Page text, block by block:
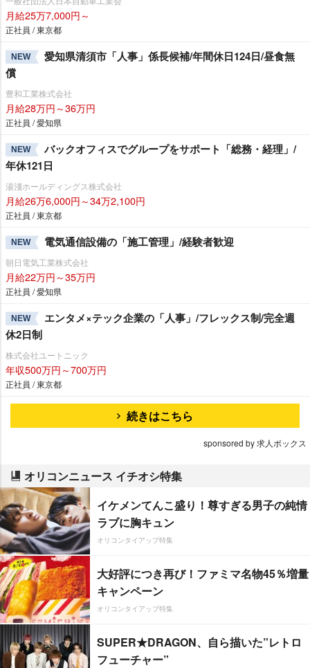
月給25万7,000円～
正社員 / 東京都
NEW
愛知県清須市「人事」係長候補/年間休日124日/昼食無
償
豊和工業株式会社
月給28万円～36万円
正社員 / 愛知県
NEW
バックオフィスでグループをサポート「総務・経理」/
年休121日
湯淺ホールディングス株式会社
月給26万6,000円～34万2,100円
正社員 / 東京都
NEW 電気通信設備の「施工管理」/経験者歓迎
朝日電気工業株式会社
月給22万円～35万円
正社員 / 愛知県
NEW
エンタメ×テック企業の「人事」/フレックス制/完全週
休2日制
株式会社ユートニック
年収500万円～700万円
正社員 / 東京都
続きはこちら
sponsored by 求人ボックス
オリコンニュース イチオシ特集
イケメンてんこ盛り！尊すぎる男子の純情
ラブに胸キュン
オリコンタイアップ特集
大好評につき再び！ファミマ名物45％増量
キャンペーン
オリコンタイアップ特集
SUPER★DRAGON、自ら描いた”レトロ
フューチャー”